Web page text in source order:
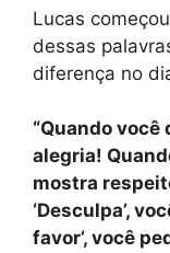
Lucas
dessas
diferença no
“Quando você
alegria!
mostra
‘Desculpa’,
favor’, você